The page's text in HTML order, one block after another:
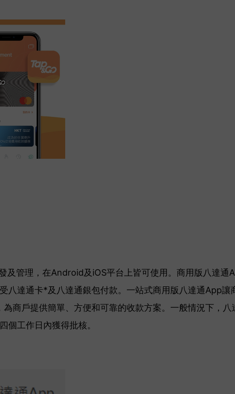
及管理，在Android及iOS平台上皆可使用。商用版八達通
八達通卡*及八達通銀包付款。一站式商用版八達通App讓
商戶提供簡單、方便和可靠的收款方案。一般情況下，八
個工作日內獲得批核。